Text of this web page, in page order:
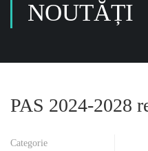
NOUTĂȚI
PAS 2024-2028
Categorie